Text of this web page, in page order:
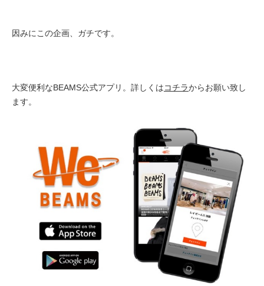
因みにこの企画、ガチです。
大変便利なBEAMS公式アプリ。詳しくはコチラからお願い致し
ます。